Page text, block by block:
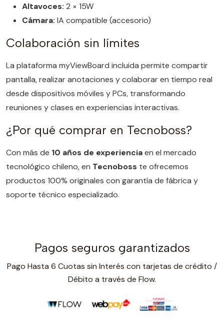
Altavoces: 2 × 15W
Cámara: IA compatible (accesorio)
Colaboración sin límites
La plataforma myViewBoard incluida permite compartir
pantalla, realizar anotaciones y colaborar en tiempo real
desde dispositivos móviles y PCs, transformando
reuniones y clases en experiencias interactivas.
¿Por qué comprar en Tecnoboss?
Con más de 10 años de experienciaen el mercado
tecnológico chileno, en Tecnoboss te ofrecemos
productos 100% originales con garantía de fábrica y
soporte técnico especializado.
Pagos seguros garantizados
Pago Hasta 6 Cuotas sin Interés con tarjetas de crédito /
Débito a través de Flow.